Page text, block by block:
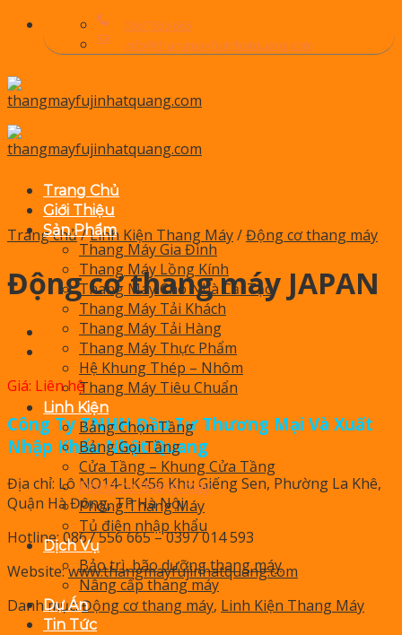
Skip
0867 556 665
info@thangmayfujinhatquang.com
Trang Chủ
Giới Thiệu
Sản Phẩm
Thang Máy Gia Đình
Thang Máy Lồng Kính
Thang Máy Cho Nhà Cải Tạo
Thang Máy Tải Khách
Thang Máy Tải Hàng
Thang Máy Thực Phẩm
Hệ Khung Thép – Nhôm
Thang Máy Tiêu Chuẩn
Linh Kiện
Bảng Chọn Tầng
Bảng Gọi Tầng
Cửa Tầng – Khung Cửa Tầng
Động cơ thang máy
Phòng Thang Máy
Tủ điện nhập khẩu
Dịch Vụ
Bảo trì, bão dưỡng thang máy
Nâng cấp thang máy
Dự Án
Tin Tức
Trang chủ/Linh Kiện Thang Máy/Động cơ thang máy
Động cơ thang máy JAPAN
Giá: Liên hệ
Công Ty TNHH Đầu Tư Thương Mại Và Xuất
Nhập Khẩu Nhật Quang
Địa chỉ: Lô NO14-LK456 Khu Giếng Sen, Phường La Khê,
Quận Hà Đông, TP Hà Nội
Hotline: 0867 556 665 – 0397 014 593
Website:www.thangmayfujinhatquang.com
Danh mục:Động cơ thang máy, Linh Kiện Thang Máy